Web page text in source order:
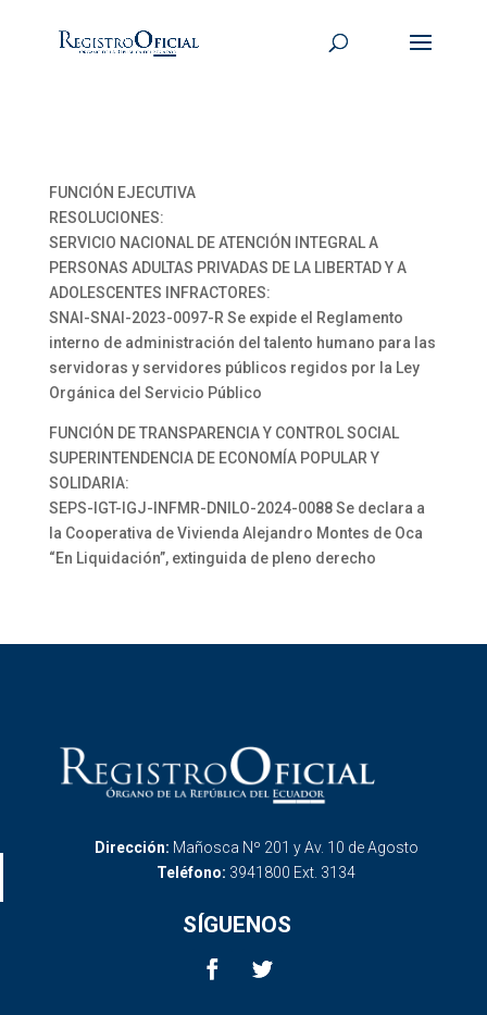
FUNCIÓN EJECUTIVA
RESOLUCIONES:
SERVICIO NACIONAL DE ATENCIÓN INTEGRAL A
PERSONAS ADULTAS PRIVADAS DE LA LIBERTAD Y A
ADOLESCENTES INFRACTORES:
SNAI-SNAI-2023-0097-R Se expide el Reglamento
interno de administración del talento humano para las
servidoras y servidores públicos regidos por la Ley
Orgánica del Servicio Público
FUNCIÓN DE TRANSPARENCIA Y CONTROL SOCIAL
SUPERINTENDENCIA DE ECONOMÍA POPULAR Y
SOLIDARIA:
SEPS-IGT-IGJ-INFMR-DNILO-2024-0088 Se declara a
la Cooperativa de Vivienda Alejandro Montes de Oca
“En Liquidación”, extinguida de pleno derecho
Dirección: Mañosca Nº 201 y Av. 10 de Agosto
Teléfono: 3941800 Ext. 3134
SÍGUENOS